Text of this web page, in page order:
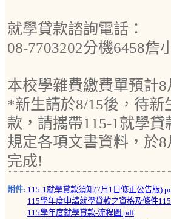
就學貸款諮詢電話：
08-7703202分機6458詹
本校學雜費繳費單預計
*新生請於8/15後，待
款，請攜帶115-1就學
規定各項文書資料，於
完成!
附件: 115-1就學貸款須知(7月1日修正公告版
115學年度申請就學貸款之資格及條件
115學年度就學貸款-流程圖.pdf